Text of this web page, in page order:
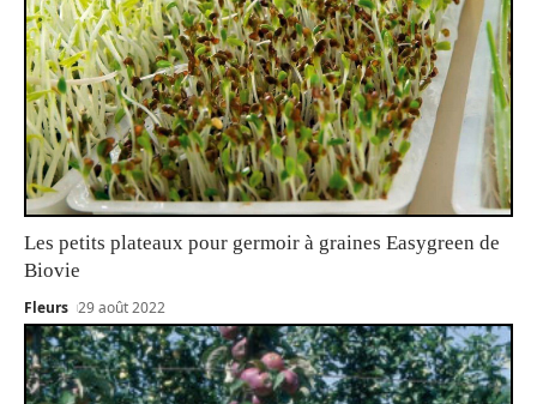
Les petits plateaux pour germoir à graines Easygreen de
Biovie
Fleurs 29 août 2022